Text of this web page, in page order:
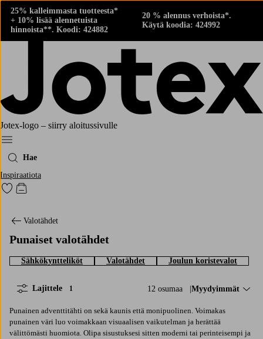
25% kalleimmasta tuotteesta*
+ 10% lisää alennetuista
hinnoista**. Koodi: 424882
20 % alennus verhoista*.
Käytä koodia: 424992
Jotex-logo – siirry aloitussivulle
Menu
Hae
Inspiraatiota
Siirry merkittyihin suosikkituotteisiin
Siirry ostoskoriin
Valotähdet
Punaiset valotähdet
Sähkökyntteliköt Valotähdet Joulun koristevalot
12 osumaa Lajittele:
Myydyimmät
Lajittele 1
Punainen adventtitähti on sekä kaunis että monipuolinen. Voimakas
punainen väri luo voimakkaan visuaalisen vaikutelman ja herättää
välittömästi huomiota. Olipa sisustuksesi sitten moderni tai perinteisempi ja